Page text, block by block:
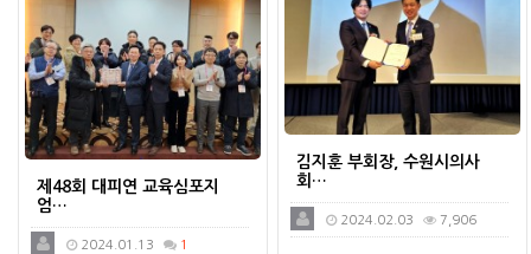
김지훈 부회장, 수원시의사
회…
2024.02.03 7,906
제48회 대피연 교육심포지
엄…
2024.01.13
1